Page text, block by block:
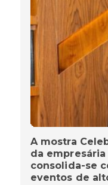
A mostra
da empresária
consolida-se
eventos de